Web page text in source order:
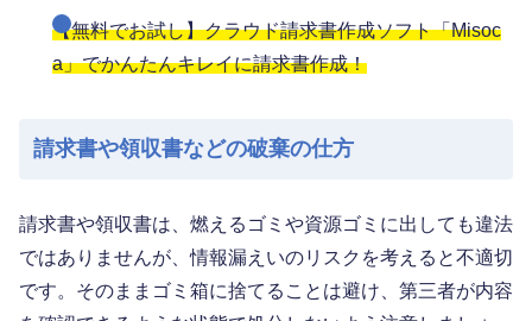
【無料でお試し】クラウド請求書作成ソフト「Misoc
a」でかんたんキレイに請求書作成！
請求書や領収書などの破棄の仕方
請求書や領収書は、燃えるゴミや資源ゴミに出しても違法
ではありませんが、情報漏えいのリスクを考えると不適切
です。そのままゴミ箱に捨てることは避け、第三者が内容